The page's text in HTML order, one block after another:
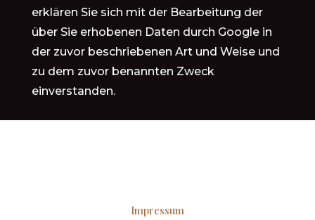
erklären Sie sich mit der Bearbeitung der
über Sie erhobenen Daten durch Google in
der zuvor beschriebenen Art und Weise und
zu dem zuvor benannten Zweck
einverstanden.
Impressum